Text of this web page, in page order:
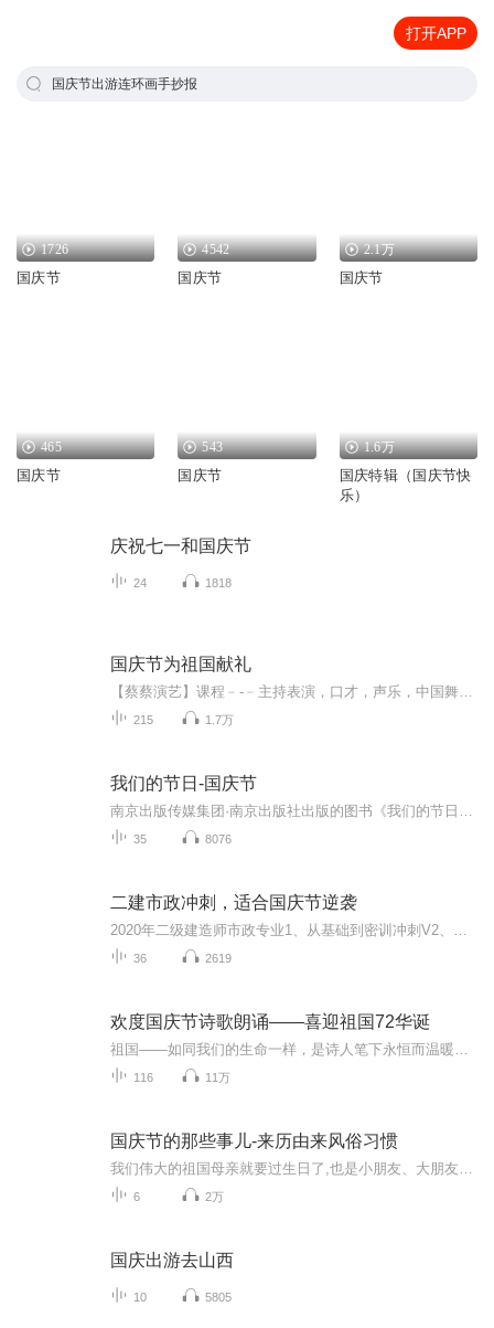
打开APP
国庆节出游连环画手抄报
1726
国庆节
4542
国庆节
2.1万
国庆节
465
国庆节
543
国庆节
1.6万
国庆特辑（国庆节快
乐）
庆祝七一和国庆节
24 1818
国庆节为祖国献礼
215 1.7万
我们的节日-国庆节
35 8076
二建市政冲刺，适合国庆节逆袭
36 2619
欢度国庆节诗歌朗诵——喜迎祖国72华诞
116 11万
国庆节的那些事儿-来历由来风俗习惯
6 2万
国庆出游去山西
10 5805